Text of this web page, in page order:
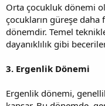
Orta çocukluk dönemi
çocukların güreşe daha
dönemdir. Temel
dayanıklılık gibi
3. Ergenlik Dönemi
Ergenlik dönemi,